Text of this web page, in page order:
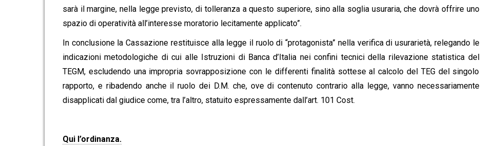
sarà il margine, nella legge previsto, di tolleranza a questo superiore, sino alla soglia usuraria, che dovrà offrire uno
spazio di operatività all’interesse moratorio lecitamente applicato”.
In conclusione la Cassazione restituisce alla legge il ruolo di “protagonista” nella verifica di usurarietà, relegando le
indicazioni metodologiche di cui alle Istruzioni di Banca d’Italia nei confini tecnici della rilevazione statistica del
TEGM, escludendo una impropria sovrapposizione con le differenti finalità sottese al calcolo del TEG del singolo
rapporto, e ribadendo anche il ruolo dei D.M. che, ove di contenuto contrario alla legge, vanno necessariamente
disapplicati dal giudice come, tra l’altro, statuito espressamente dall’art. 101 Cost.
Qui l’ordinanza.